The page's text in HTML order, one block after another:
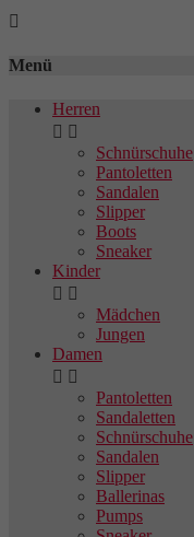

Menü
Herren
 
Schnürschuhe
Pantoletten
Sandalen
Slipper
Boots
Sneaker
Kinder
 
Mädchen
Jungen
Damen
 
Pantoletten
Sandaletten
Schnürschuhe
Sandalen
Slipper
Ballerinas
Pumps